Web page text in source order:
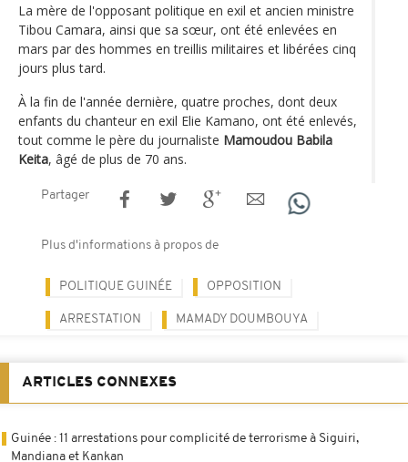
La mère de l'opposant politique en exil et ancien ministre
Tibou Camara, ainsi que sa sœur, ont été enlevées en
mars par des hommes en treillis militaires et libérées cinq
jours plus tard.
À la fin de l'année dernière, quatre proches, dont deux
enfants du chanteur en exil Elie Kamano, ont été enlevés,
tout comme le père du journaliste Mamoudou Babila
Keita, âgé de plus de 70 ans.
Partager
Plus d'informations à propos de
POLITIQUE GUINÉE OPPOSITION
ARRESTATION MAMADY DOUMBOUYA
ARTICLES CONNEXES
Guinée : 11 arrestations pour complicité de terrorisme à Siguiri,
Mandiana et Kankan